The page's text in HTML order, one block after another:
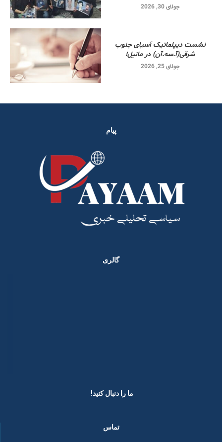
جولای 30, 2026
نشست دیپلماتیک آسیای جنوب
شرقی‌(آ.سه.آن) در مانیل!
جولای 25, 2026
پیام
گالری
ما را دنبال کنید! ​
تماس